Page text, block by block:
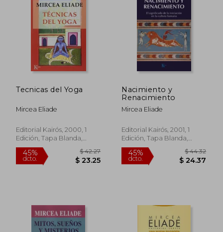
40% 45%
dcto.
Tecnicas del Yoga
Mircea Eliade
Editorial Kairós, 2000, 1
Edición, Tapa Blanda,
Nuevo
Nacimiento y
Renacimiento
Mircea Eliade
Editorial Kairós, 2001, 1
Edición, Tapa Blanda,
Nuevo